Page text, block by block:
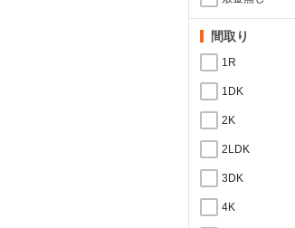
間取り
1R
1DK
2K
2LDK
3DK
4K